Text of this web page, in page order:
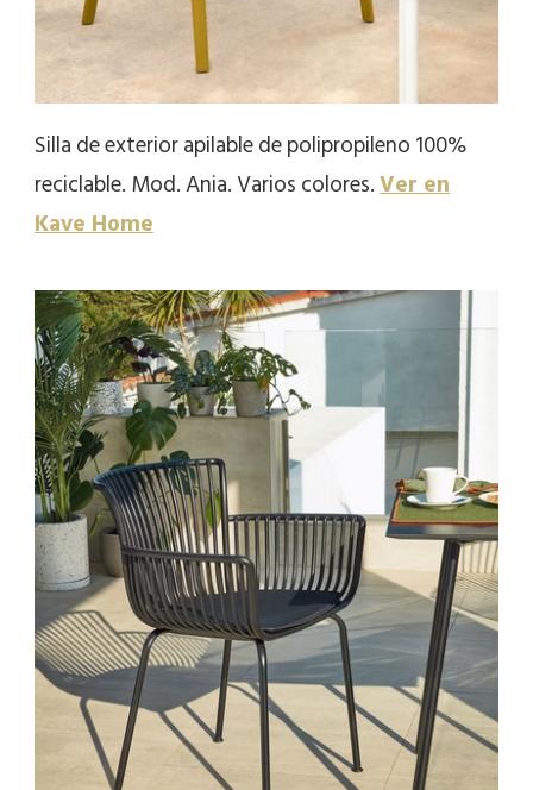
Silla de exterior apilable de polipropileno 100%
reciclable. Mod. Ania. Varios colores.Ver en
Kave Home